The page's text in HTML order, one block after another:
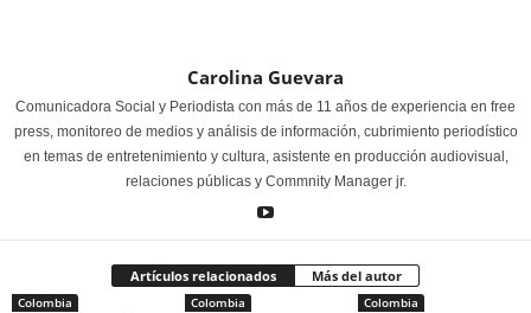
Carolina Guevara
Comunicadora Social y Periodista con más de 11 años de experiencia en free
press, monitoreo de medios y análisis de información, cubrimiento periodístico
en temas de entretenimiento y cultura, asistente en producción audiovisual,
relaciones públicas y Commnity Manager jr.
Artículos relacionados Más del autor
Colombia Colombia Colombia